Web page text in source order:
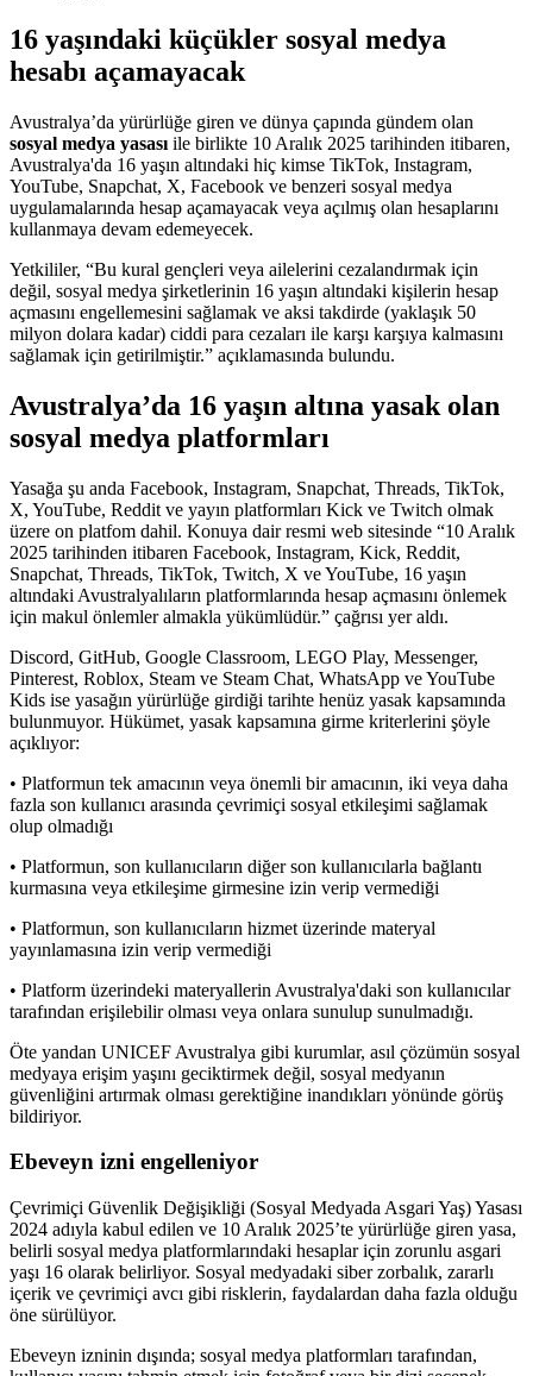
16 yaşındaki küçükler sosyal medya
hesabı açamayacak
Avustralya’da yürürlüğe giren ve dünya çapında gündem olan
sosyal medya yasası ile birlikte 10 Aralık 2025 tarihinden itibaren,
Avustralya'da 16 yaşın altındaki hiç kimse TikTok, Instagram,
YouTube, Snapchat, X, Facebook ve benzeri sosyal medya
uygulamalarında hesap açamayacak veya açılmış olan hesaplarını
kullanmaya devam edemeyecek.
Yetkililer, “Bu kural gençleri veya ailelerini cezalandırmak için
değil, sosyal medya şirketlerinin 16 yaşın altındaki kişilerin hesap
açmasını engellemesini sağlamak ve aksi takdirde (yaklaşık 50
milyon dolara kadar) ciddi para cezaları ile karşı karşıya kalmasını
sağlamak için getirilmiştir.” açıklamasında bulundu.
Avustralya’da 16 yaşın altına yasak olan
sosyal medya platformları
Yasağa şu anda Facebook, Instagram, Snapchat, Threads, TikTok,
X, YouTube, Reddit ve yayın platformları Kick ve Twitch olmak
üzere on platfom dahil. Konuya dair resmi web sitesinde “10 Aralık
2025 tarihinden itibaren Facebook, Instagram, Kick, Reddit,
Snapchat, Threads, TikTok, Twitch, X ve YouTube, 16 yaşın
altındaki Avustralyalıların platformlarında hesap açmasını önlemek
için makul önlemler almakla yükümlüdür.” çağrısı yer aldı.
Discord, GitHub, Google Classroom, LEGO Play, Messenger,
Pinterest, Roblox, Steam ve Steam Chat, WhatsApp ve YouTube
Kids ise yasağın yürürlüğe girdiği tarihte henüz yasak kapsamında
bulunmuyor. Hükümet, yasak kapsamına girme kriterlerini şöyle
açıklıyor:
• Platformun tek amacının veya önemli bir amacının, iki veya daha
fazla son kullanıcı arasında çevrimiçi sosyal etkileşimi sağlamak
olup olmadığı
• Platformun, son kullanıcıların diğer son kullanıcılarla bağlantı
kurmasına veya etkileşime girmesine izin verip vermediği
• Platformun, son kullanıcıların hizmet üzerinde materyal
yayınlamasına izin verip vermediği
• Platform üzerindeki materyallerin Avustralya'daki son kullanıcılar
tarafından erişilebilir olması veya onlara sunulup sunulmadığı.
Öte yandan UNICEF Avustralya gibi kurumlar, asıl çözümün sosyal
medyaya erişim yaşını geciktirmek değil, sosyal medyanın
güvenliğini artırmak olması gerektiğine inandıkları yönünde görüş
bildiriyor.
Ebeveyn izni engelleniyor
Çevrimiçi Güvenlik Değişikliği (Sosyal Medyada Asgari Yaş) Yasası
2024 adıyla kabul edilen ve 10 Aralık 2025’te yürürlüğe giren yasa,
belirli sosyal medya platformlarındaki hesaplar için zorunlu asgari
yaşı 16 olarak belirliyor. Sosyal medyadaki siber zorbalık, zararlı
içerik ve çevrimiçi avcı gibi risklerin, faydalardan daha fazla olduğu
öne sürülüyor.
Ebeveyn izninin dışında; sosyal medya platformları tarafından,